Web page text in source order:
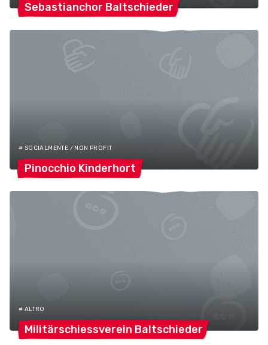
Sebastianchor Baltschieder
# SOCIALMENTE / NON PROFIT
Pinocchio Kinderhort
# ALTRO
Militärschiessverein Baltschieder